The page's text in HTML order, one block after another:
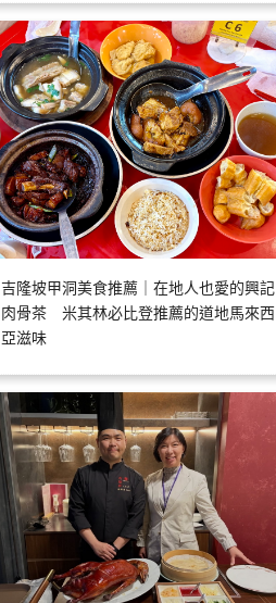
吉隆坡甲洞美食推薦｜在地人也愛的興記
肉骨茶 米其林必比登推薦的道地馬來西
亞滋味